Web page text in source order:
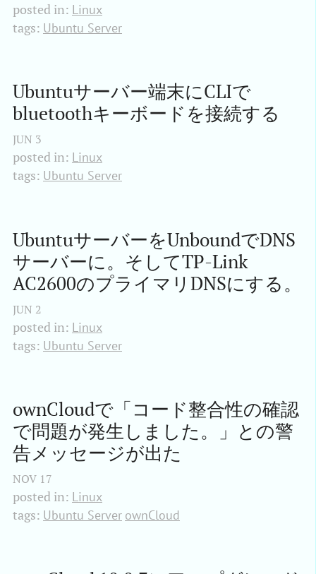
posted in: Linux
tags: Ubuntu Server
Ubuntuサーバー端末にCLIで
bluetoothキーボードを接続する
JUN 3
posted in: Linux
tags: Ubuntu Server
UbuntuサーバーをUnboundでDNS
サーバーに。そしてTP-Link
AC2600のプライマリDNSにする。
JUN 2
posted in: Linux
tags: Ubuntu Server
ownCloudで「コード整合性の確認
で問題が発生しました。」との警
告メッセージが出た
NOV 17
posted in: Linux
tags: Ubuntu Server ownCloud